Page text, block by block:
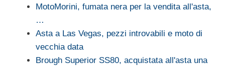
MotoMorini, fumata nera per la vendita all'asta,
…
Asta a Las Vegas, pezzi introvabili e moto di
vecchia data
Brough Superior SS80, acquistata all'asta una